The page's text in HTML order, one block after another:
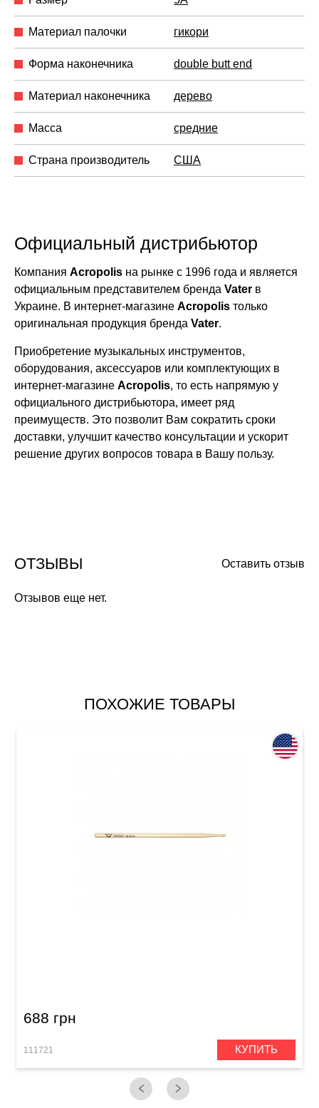
Материал палочки гикори
Форма наконечника double butt end
Материал наконечника дерево
Масса средние
Страна производитель США
Официальный дистрибьютор
Компания Acropolis на рынке с 1996 года и является
официальным представителем бренда Vater в
Украине. В интернет-магазине Acropolis только
оригинальная продукция бренда Vater.
Приобретение музыкальных инструментов,
оборудования, аксессуаров или комплектующих в
интернет-магазине Acropolis, то есть напрямую у
официального дистрибьютора, имеет ряд
преимуществ. Это позволит Вам сократить сроки
доставки, улучшит качество консультации и ускорит
решение других вопросов товара в Вашу пользу.
Оставить отзыв
ОТЗЫВЫ
Отзывов еще нет.
ПОХОЖИЕ ТОВАРЫ
688 грн
111721 КУПИТЬ